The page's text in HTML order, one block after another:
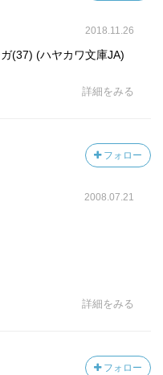
2018.11.26
(37) (ハヤカワ文庫JA)
詳細をみる
フォロー
2008.07.21
詳細をみる
フォロー